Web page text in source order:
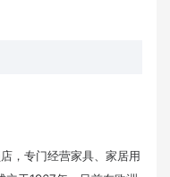
，专门经营家具、家居用